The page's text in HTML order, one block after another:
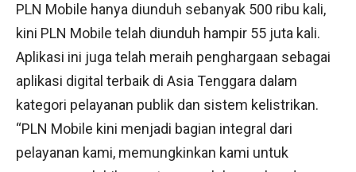
PLN Mobile hanya diunduh sebanyak 500 ribu kali,
kini PLN Mobile telah diunduh hampir 55 juta kali.
Aplikasi ini juga telah meraih penghargaan sebagai
aplikasi digital terbaik di Asia Tenggara dalam
kategori pelayanan publik dan sistem kelistrikan.
“PLN Mobile kini menjadi bagian integral dari
pelayanan kami, memungkinkan kami untuk